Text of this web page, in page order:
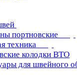
портновские
техника
колодки ВТО
для швейного